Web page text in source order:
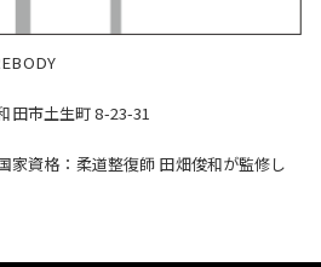
田市土生町 8-23-31
資格：柔道整復師 田畑俊和が監修し